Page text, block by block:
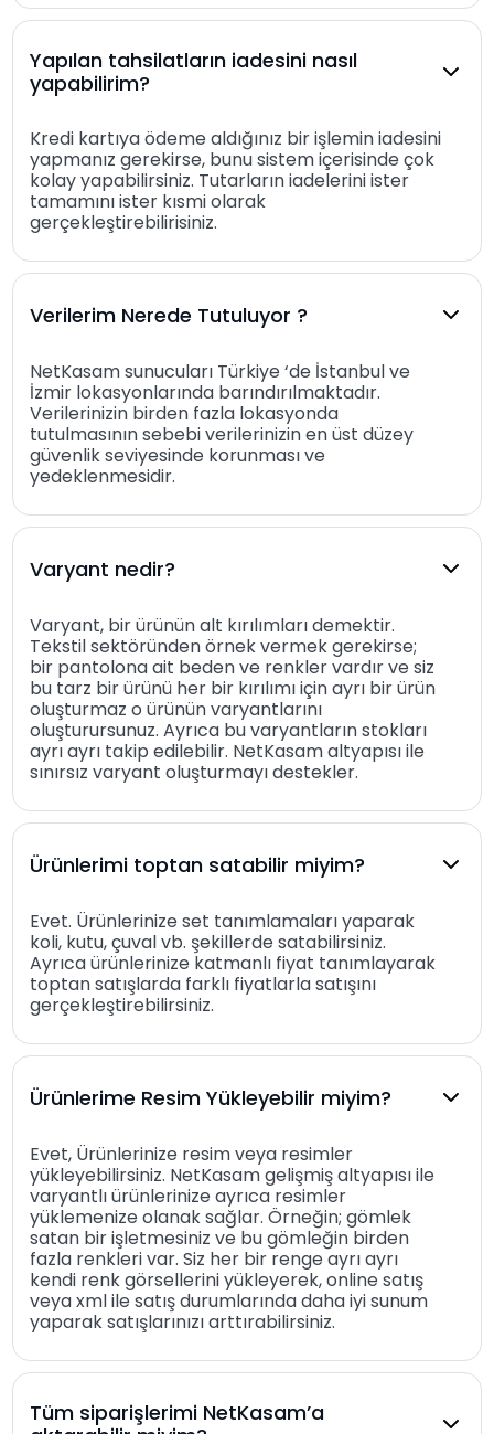
Yapılan tahsilatların iadesini nasıl
yapabilirim?
Kredi kartıya ödeme aldığınız bir işlemin iadesini
yapmanız gerekirse, bunu sistem içerisinde çok
kolay yapabilirsiniz. Tutarların iadelerini ister
tamamını ister kısmi olarak
gerçekleştirebilirisiniz.
Verilerim Nerede Tutuluyor ?
NetKasam sunucuları Türkiye ‘de İstanbul ve
İzmir lokasyonlarında barındırılmaktadır.
Verilerinizin birden fazla lokasyonda
tutulmasının sebebi verilerinizin en üst düzey
güvenlik seviyesinde korunması ve
yedeklenmesidir.
Varyant nedir?
Varyant, bir ürünün alt kırılımları demektir.
Tekstil sektöründen örnek vermek gerekirse;
bir pantolona ait beden ve renkler vardır ve siz
bu tarz bir ürünü her bir kırılımı için ayrı bir ürün
oluşturmaz o ürünün varyantlarını
oluşturursunuz. Ayrıca bu varyantların stokları
ayrı ayrı takip edilebilir. NetKasam altyapısı ile
sınırsız varyant oluşturmayı destekler.
Ürünlerimi toptan satabilir miyim?
Evet. Ürünlerinize set tanımlamaları yaparak
koli, kutu, çuval vb. şekillerde satabilirsiniz.
Ayrıca ürünlerinize katmanlı fiyat tanımlayarak
toptan satışlarda farklı fiyatlarla satışını
gerçekleştirebilirsiniz.
Ürünlerime Resim Yükleyebilir miyim?
Evet, Ürünlerinize resim veya resimler
yükleyebilirsiniz. NetKasam gelişmiş altyapısı ile
varyantlı ürünlerinize ayrıca resimler
yüklemenize olanak sağlar. Örneğin; gömlek
satan bir işletmesiniz ve bu gömleğin birden
fazla renkleri var. Siz her bir renge ayrı ayrı
kendi renk görsellerini yükleyerek, online satış
veya xml ile satış durumlarında daha iyi sunum
yaparak satışlarınızı arttırabilirsiniz.
Tüm siparişlerimi NetKasam’a